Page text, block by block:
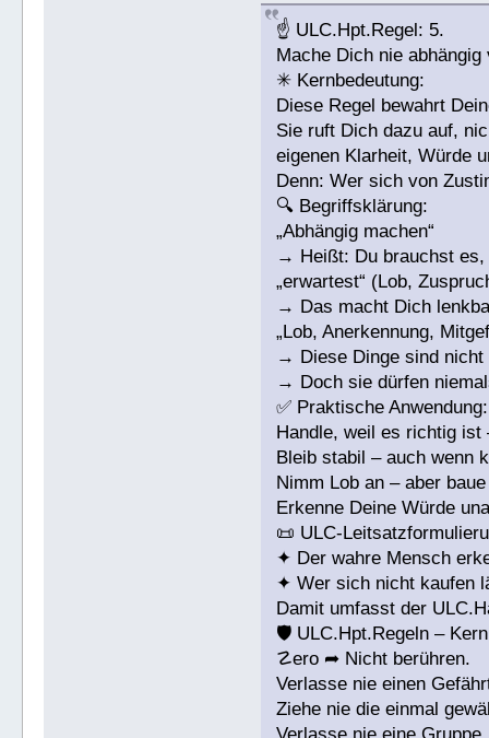
☝ ULC.Hpt.Regel: 5.
Mache Dich nie
✳ Kernbedeutung:
Diese Regel bewahrt
Sie ruft Dich dazu auf,
eigenen Klarheit, Würde
Denn: Wer sich von
🔍 Begriffsklärung:
„Abhängig machen“
→ Heißt: Du brauchst es,
„erwartest“ (Lob,
→ Das macht Dich
„Lob, Anerkennung,
→ Diese Dinge sind
→ Doch sie dürfen
✅ Praktische Anwendung:
Handle, weil es richtig
Bleib stabil – auch wenn
Nimm Lob an – aber
Erkenne Deine Würde
📜 ULC-
✦ Der wahre Mensch
✦ Wer sich nicht kaufen
Damit umfasst der
🛡 ULC.Hpt.Regeln –
☡ero ➦ Nicht berühren.
Verlasse nie einen
Ziehe nie die einmal